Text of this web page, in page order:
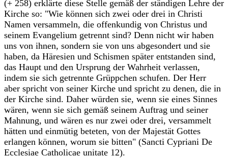
(+ 258) erklärte diese Stelle gemäß der ständigen Lehre der
Kirche so: "Wie können sich zwei oder drei in Christi
Namen versammeln, die offenkundig von Christus und
seinem Evangelium getrennt sind? Denn nicht wir haben
uns von ihnen, sondern sie von uns abgesondert und sie
haben, da Häresien und Schismen später entstanden sind,
das Haupt und den Ursprung der Wahrheit verlassen,
indem sie sich getrennte Grüppchen schufen. Der Herr
aber spricht von seiner Kirche und spricht zu denen, die in
der Kirche sind. Daher würden sie, wenn sie eines Sinnes
wären, wenn sie sich gemäß seinem Auftrag und seiner
Mahnung, und wären es nur zwei oder drei, versammelt
hätten und einmütig beteten, von der Majestät Gottes
erlangen können, worum sie bitten" (Sancti Cypriani De
Ecclesiae Catholicae unitate 12).